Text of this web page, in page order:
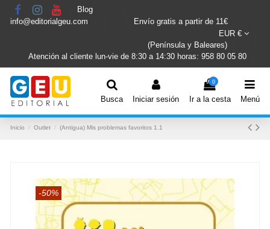
Blog
info@editorialgeu.com
Envío gratis a partir de 11€
EUR €
(Península y Baleares)
Atención al cliente lun-vie de 8:30 a 14:30 horas: 958 80 05 80
Busca Iniciar sesión
0
Ir a la cesta Menú
Inicio Outlet (Antigua) Mis problemas favoritos 1.1
-50%